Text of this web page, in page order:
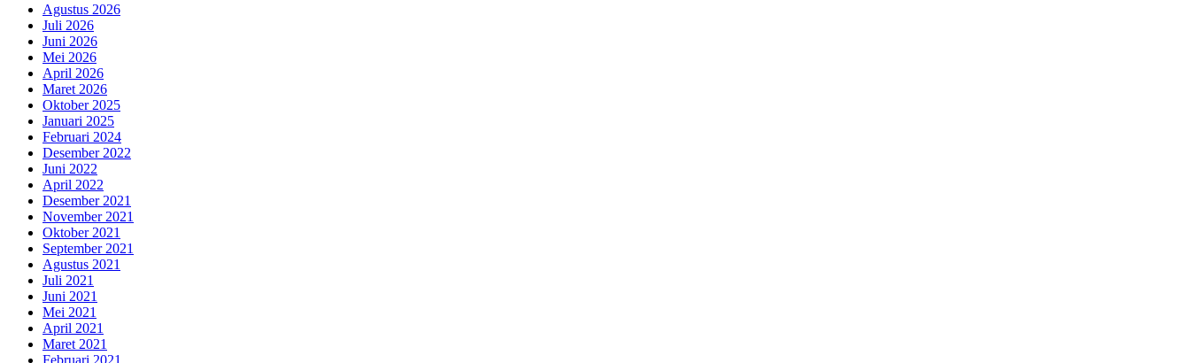
Agustus 2026
Juli 2026
Juni 2026
Mei 2026
April 2026
Maret 2026
Oktober 2025
Januari 2025
Februari 2024
Desember 2022
Juni 2022
April 2022
Desember 2021
November 2021
Oktober 2021
September 2021
Agustus 2021
Juli 2021
Juni 2021
Mei 2021
April 2021
Maret 2021
Februari 2021